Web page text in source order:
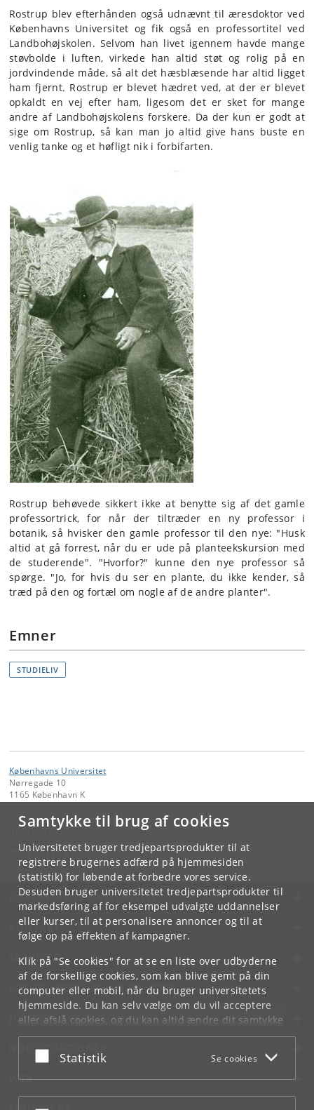
Samtykke til brug af cookies
Universitetet bruger tredjepartsprodukter til at
registrere brugernes adfærd på hjemmesiden
(statistik) for løbende at forbedre vores service.
Desuden bruger universitetet tredjepartsprodukter til
markedsføring af for eksempel udvalgte uddannelser
eller kurser, til at personalisere annoncer og til at
følge op på effekten af kampagner.
Klik på "Se cookies" for at se en liste over udbyderne
af de forskellige cookies, som kan blive gemt på din
computer eller mobil, når du bruger universitetets
hjemmeside. Du kan selv vælge om du vil acceptere
eller afslå cookies, og du kan altid ændre dit samtykke
underCookie- og privatlivspolitiksom du finder i
bunden af hver side.
Acceptér eller afslå
Statistik Se cookies
Rostrup blev efterhånden også udnævnt til æresdoktor ved
Københavns Universitet og fik også en professortitel ved
Landbohøjskolen. Selvom han livet igennem havde mange
støvbolde i luften, virkede han altid støt og rolig på en
jordvindende måde, så alt det hæsblæsende har altid ligget
ham fjernt. Rostrup er blevet hædret ved, at der er blevet
opkaldt en vej efter ham, ligesom det er sket for mange
andre af Landbohøjskolens forskere. Da der kun er godt at
sige om Rostrup, så kan man jo altid give hans buste en
venlig tanke og et høfligt nik i forbifarten.
Rostrup behøvede sikkert ikke at benytte sig af det gamle
professortrick, for når der tiltræder en ny professor i
botanik, så hvisker den gamle professor til den nye: "Husk
altid at gå forrest, når du er ude på planteekskursion med
de studerende". "Hvorfor?" kunne den nye professor så
spørge. "Jo, for hvis du ser en plante, du ikke kender, så
træd på den og fortæl om nogle af de andre planter".
Emner
STUDIELIV
Københavns Universitet
Nørregade 10
1165 København K
Kontakt:
tilu @kb.dk
KØBENHAVNS UNIVERSITET
KONTAKT
SERVICES
FOR STUDERENDE OG ANSATTE
JOB OG KARRIERE
NØDSITUATIONER
WEB